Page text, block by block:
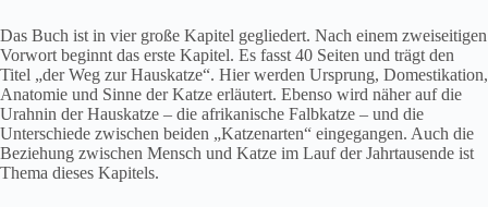
Das Buch ist in vier große Kapitel gegliedert. Nach einem zweiseitigen
Vorwort beginnt das erste Kapitel. Es fasst 40 Seiten und trägt den
Titel „der Weg zur Hauskatze“. Hier werden Ursprung, Domestikation,
Anatomie und Sinne der Katze erläutert. Ebenso wird näher auf die
Urahnin der Hauskatze – die afrikanische Falbkatze – und die
Unterschiede zwischen beiden „Katzenarten“ eingegangen. Auch die
Beziehung zwischen Mensch und Katze im Lauf der Jahrtausende ist
Thema dieses Kapitels.